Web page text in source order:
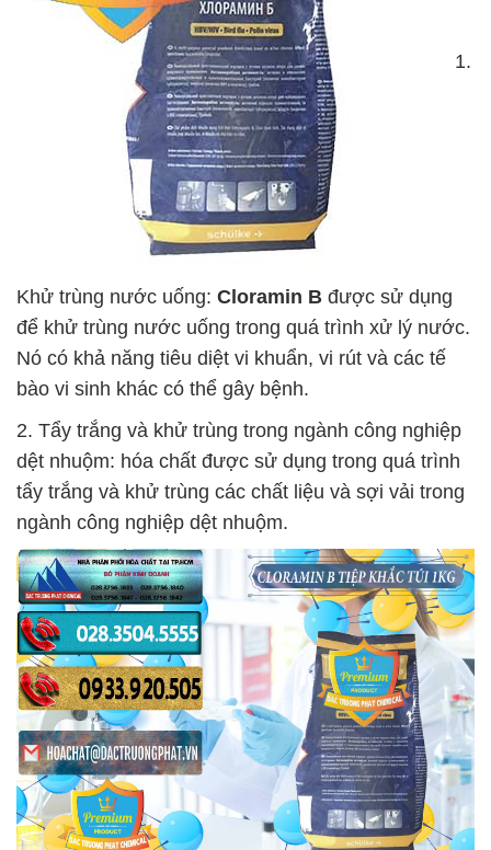
1.
Khử trùng nước uống: Cloramin B được sử dụng
để khử trùng nước uống trong quá trình xử lý nước.
Nó có khả năng tiêu diệt vi khuẩn, vi rút và các tế
bào vi sinh khác có thể gây bệnh.
2. Tẩy trắng và khử trùng trong ngành công nghiệp
dệt nhuộm: hóa chất được sử dụng trong quá trình
tẩy trắng và khử trùng các chất liệu và sợi vải trong
ngành công nghiệp dệt nhuộm.